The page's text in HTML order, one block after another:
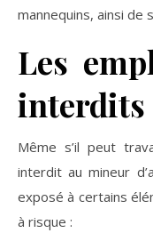
mannequins, ainsi de
Les
interdits
Même s’il peut
interdit au mineur
exposé à certains
à risque :